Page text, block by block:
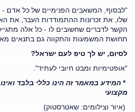
"לבסוף, המשאבים הפנימיים של כל אדם
שלו, את זכרונות ההתמודדות העבר, את
הקשר לדברים שחשובים לו - כל אלה
תחושת המשמעות והתקווה גם בתנאים
לסיום, יש לך טיפ לעם ישראל?
"אופטימיות ומבט חיובי לעתיד".
* המידע במאמר זה הינו כללי בלבד
מקצועי
(איור וצילומים: שאטרסטוק)